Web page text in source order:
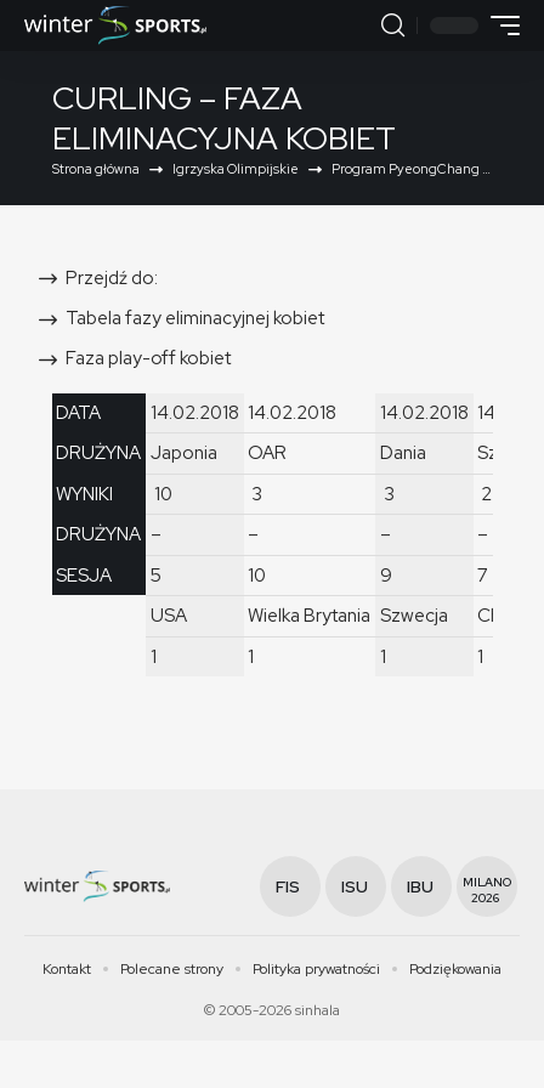
CURLING – FAZA
ELIMINACYJNA KOBIET
Strona główna Igrzyska Olimpijskie Program PyeongChang 2018
Przejdź do:
Tabela fazy eliminacyjnej kobiet
Faza play-off kobiet
DATA
DRUŻYNA
WYNIKI
DRUŻYNA
SESJA
14.02.2018
Japonia
10
–
5
USA
1
14.02.2018
OAR
3
–
10
Wielka Brytania
1
14.02.2018
Dania
3
–
9
Szwecja
1
2
–
7
Chiny
1
FIS ISU IBU
MILANO
2026
© 2005-2026 sinhala
Kontakt Polecane strony Polityka prywatności Podziękowania